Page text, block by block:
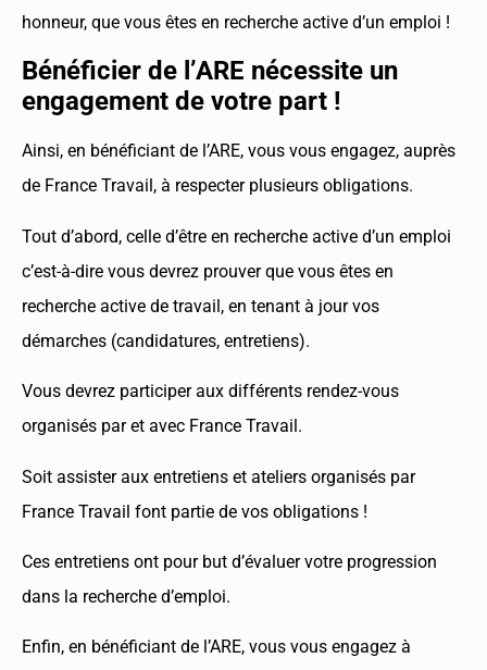
honneur, que vous êtes en recherche active d’un emploi !
Bénéficier de l’ARE nécessite un
engagement de votre part !
Ainsi, en bénéficiant de l’ARE, vous vous engagez, auprès
de France Travail, à respecter plusieurs obligations.
Tout d’abord, celle d’être en recherche active d’un emploi
c’est-à-dire vous devrez prouver que vous êtes en
recherche active de travail, en tenant à jour vos
démarches (candidatures, entretiens).
Vous devrez participer aux différents rendez-vous
organisés par et avec France Travail.
Soit assister aux entretiens et ateliers organisés par
France Travail font partie de vos obligations !
Ces entretiens ont pour but d’évaluer votre progression
dans la recherche d’emploi.
Enfin, en bénéficiant de l’ARE, vous vous engagez à